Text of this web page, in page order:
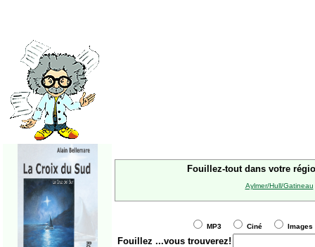
Fouillez-tout dans votre
Aylmer/Hull/Gatineau
MP3 Ciné
Fouillez ...vous trouverez!